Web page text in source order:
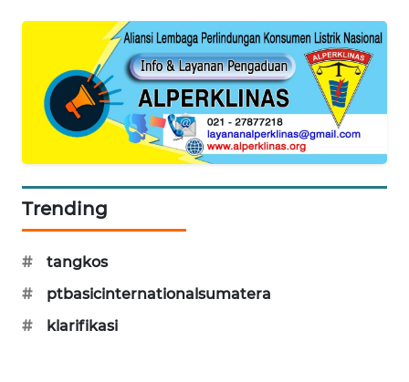
Trending
#
tangkos
#
ptbasicinternationalsumatera
#
klarifikasi
ANUGERAH
NEWS
AKHLAK
PERAPKI
SONYA
ASA
NEWS